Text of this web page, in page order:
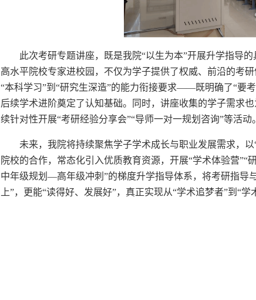
此次考研专题讲座，既是我院“以生为本”开展升学指导
高水平院校专家进校园，不仅为学子提供了权威、前沿的考
“本科学习”到“研究生深造”的能力衔接要求——既明确了“要
后续学术进阶奠定了认知基础。同时，讲座收集的学子需求
续针对性开展“考研经验分享会”“导师一对一规划咨询”等活动。
未来，我院将持续聚焦学子学术成长与职业发展需求，以
院校的合作，常态化引入优质教育资源，开展“学术体验营
中年级规划—高年级冲刺”的梯度升学指导体系，将考研指导
上”，更能“读得好、发展好”，真正实现从“学术追梦者”到“学